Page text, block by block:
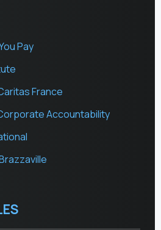
Pay
France
Accountability